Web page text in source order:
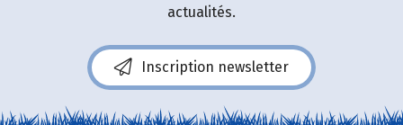
actualités.
Inscription newsletter